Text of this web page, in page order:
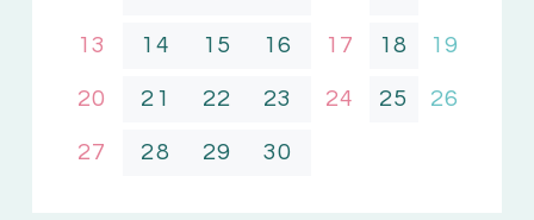
13 14 15 16 17 18 19
20 21 22 23 24 25 26
27 28 29 30